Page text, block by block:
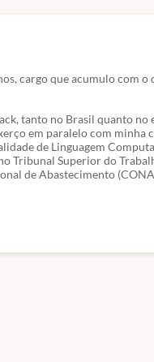
cargo que acumulo com
tanto no Brasil quanto
em paralelo com
de Linguagem
Tribunal Superior do
de Abastecimento